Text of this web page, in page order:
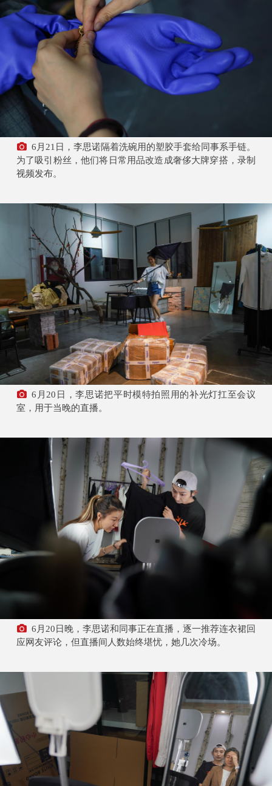
6月21日，李思诺隔着洗碗用的塑胶手套给同事系手链。
为了吸引粉丝，他们将日常用品改造成奢侈大牌穿搭，录制
视频发布。
6月20日，李思诺把平时模特拍照用的补光灯扛至会议
室，用于当晚的直播。
6月20日晚，李思诺和同事正在直播，逐一推荐连衣裙回
应网友评论，但直播间人数始终堪忧，她几次冷场。